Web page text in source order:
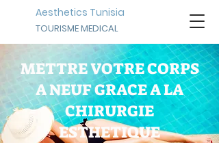
Aesthetics Tunisia
TOURISME MEDICAL
METTRE VOTRE CORPS
A NEUF GRACE A LA
CHIRURGIE
ESTHETIQUE